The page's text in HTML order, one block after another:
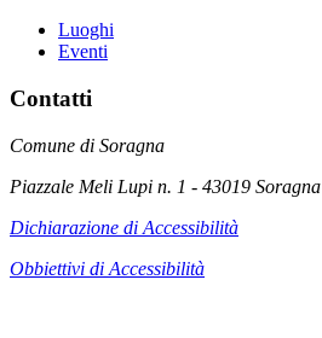
Luoghi
Eventi
Contatti
Comune di Soragna
Piazzale Meli Lupi n. 1 - 43019 Soragna
Dichiarazione di Accessibilità
Obbiettivi di Accessibilità